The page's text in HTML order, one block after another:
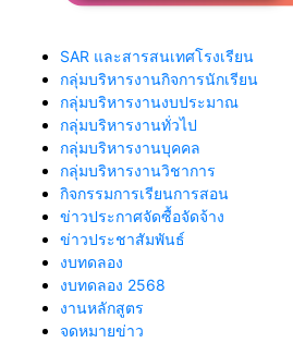
SAR และสารสนเทศโรงเรียน
กลุ่มบริหารงานกิจการนักเรียน
กลุ่มบริหารงานงบประมาณ
กลุ่มบริหารงานทั่วไป
กลุ่มบริหารงานบุคคล
กลุ่มบริหารงานวิชาการ
กิจกรรมการเรียนการสอน
ข่าวประกาศจัดซื้อจัดจ้าง
ข่าวประชาสัมพันธ์
งบทดลอง
งบทดลอง 2568
งานหลักสูตร
จดหมายข่าว